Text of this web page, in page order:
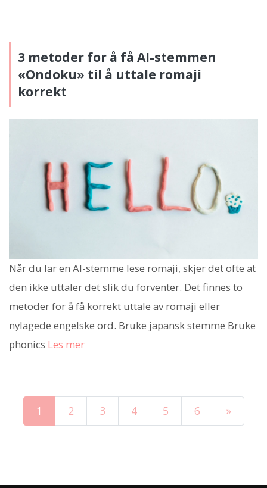
3 metoder for å få AI-stemmen
«Ondoku» til å uttale romaji
korrekt
Når du lar en AI-stemme lese romaji, skjer det ofte at
den ikke uttaler det slik du forventer. Det finnes to
metoder for å få korrekt uttale av romaji eller
nylagede engelske ord. Bruke japansk stemme Bruke
phonics Les mer
1 2 3 4 5 6 »